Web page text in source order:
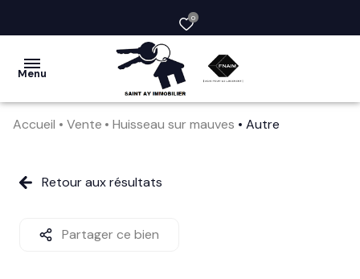
0
Menu
vendre
société
Accueil Vente Huisseau sur mauves Autre
Retour aux résultats
Partager ce bien